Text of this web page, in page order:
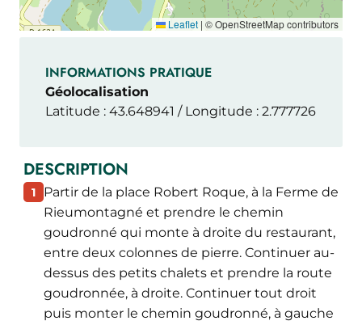
Leaflet | © OpenStreetMap contributors
INFORMATIONS PRATIQUE
Géolocalisation
Latitude : 43.648941 / Longitude : 2.777726
DESCRIPTION
1
Partir de la place Robert Roque, à la Ferme de
Rieumontagné et prendre le chemin
goudronné qui monte à droite du restaurant,
entre deux colonnes de pierre. Continuer au-
dessus des petits chalets et prendre la route
goudronnée, à droite. Continuer tout droit
puis monter le chemin goudronné, à gauche